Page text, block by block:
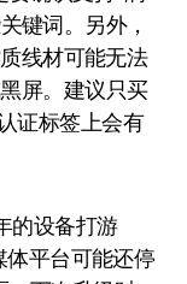
键词。另外，
线材可能无法
屏。建议只买
证标签上会有
的设备打游
体平台可能还停